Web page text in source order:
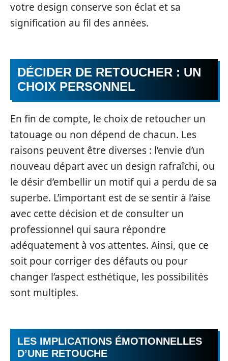
votre design conserve son éclat et sa
signification au fil des années.
DÉCIDER DE RETOUCHER : UN
CHOIX PERSONNEL
En fin de compte, le choix de retoucher un
tatouage ou non dépend de chacun. Les
raisons peuvent être diverses : l’envie d’un
nouveau départ avec un design rafraîchi, ou
le désir d’embellir un motif qui a perdu de sa
superbe. L’important est de se sentir à l’aise
avec cette décision et de consulter un
professionnel qui saura répondre
adéquatement à vos attentes. Ainsi, que ce
soit pour corriger des défauts ou pour
changer l’aspect esthétique, les possibilités
sont multiples.
LES IMPLICATIONS ÉMOTIONNELLES
D’UNE RETOUCHE